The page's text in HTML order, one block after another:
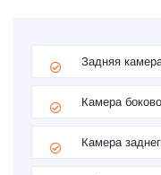
Задняя
Камера
Камера